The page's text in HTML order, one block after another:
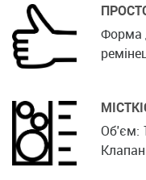
Форма
Об'єм: